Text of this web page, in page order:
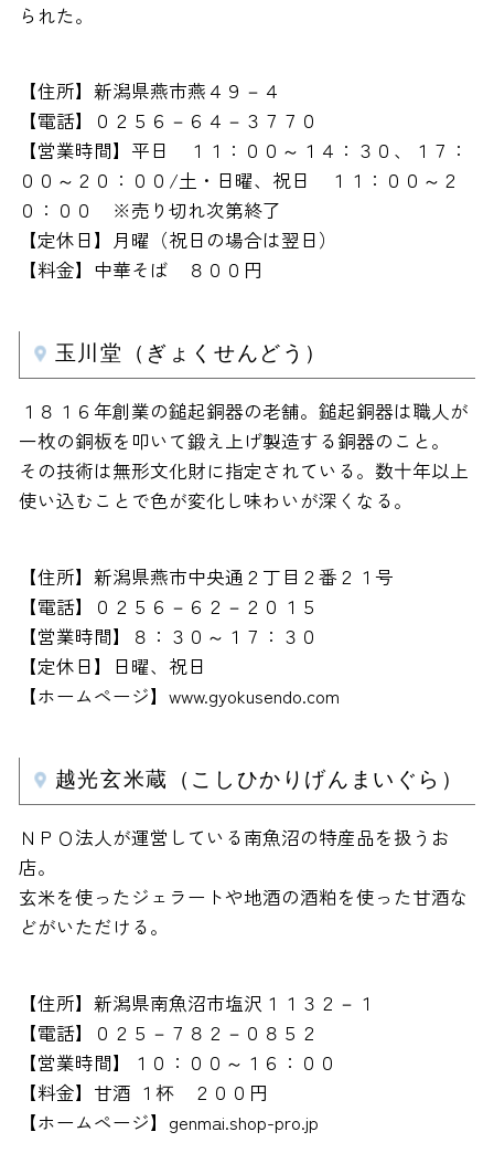
られた。
【住所】新潟県燕市燕４９－４
【電話】０２５６－６４－３７７０
【営業時間】平日 １１：００～１４：３０、１７：
００～２０：００/土・日曜、祝日 １１：００～２
０：００ ※売り切れ次第終了
【定休日】月曜（祝日の場合は翌日）
【料金】中華そば ８００円
玉川堂（ぎょくせんどう）
１８１６年創業の鎚起銅器の老舗。鎚起銅器は職人が
一枚の銅板を叩いて鍛え上げ製造する銅器のこと。
その技術は無形文化財に指定されている。数十年以上
使い込むことで色が変化し味わいが深くなる。
【住所】新潟県燕市中央通２丁目２番２１号
【電話】０２５６－６２－２０１５
【営業時間】８：３０～１７：３０
【定休日】日曜、祝日
【ホームページ】www.gyokusendo.com
越光玄米蔵（こしひかりげんまいぐら）
ＮＰＯ法人が運営している南魚沼の特産品を扱うお
店。
玄米を使ったジェラートや地酒の酒粕を使った甘酒な
どがいただける。
【住所】新潟県南魚沼市塩沢１１３２－１
【電話】０２５－７８２－０８５２
【営業時間】１０：００～１６：００
【料金】甘酒 １杯 ２００円
【ホームページ】genmai.shop-pro.jp